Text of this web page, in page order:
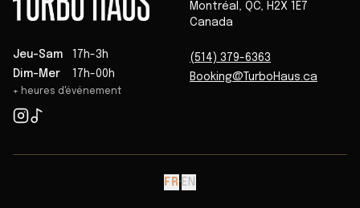
Jeu-Sam
17h-3h
Dim-Mer
17h-00h
+ heures d'événement
Montréal , QC, H2X 1E7
Canada
(514) 379-6363
Booking@TurboHaus.ca
FR· EN